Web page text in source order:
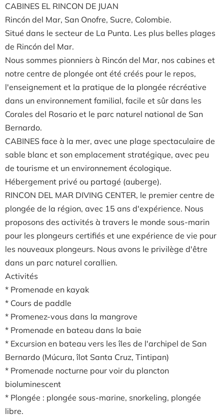
CABINES EL RINCON DE JUAN
Rincón del Mar, San Onofre, Sucre, Colombie.
Situé dans le secteur de La Punta. Les plus belles plages
de Rincón del Mar.
Nous sommes pionniers à Rincón del Mar, nos cabines et
notre centre de plongée ont été créés pour le repos,
l'enseignement et la pratique de la plongée récréative
dans un environnement familial, facile et sûr dans les
Corales del Rosario et le parc naturel national de San
Bernardo.
CABINES face à la mer, avec une plage spectaculaire de
sable blanc et son emplacement stratégique, avec peu
de tourisme et un environnement écologique.
Hébergement privé ou partagé (auberge).
RINCON DEL MAR DIVING CENTER, le premier centre de
plongée de la région, avec 15 ans d'expérience. Nous
proposons des activités à travers le monde sous-marin
pour les plongeurs certifiés et une expérience de vie pour
les nouveaux plongeurs. Nous avons le privilège d'être
dans un parc naturel corallien.
Activités
* Promenade en kayak
* Cours de paddle
* Promenez-vous dans la mangrove
* Promenade en bateau dans la baie
* Excursion en bateau vers les îles de l'archipel de San
Bernardo (Múcura, îlot Santa Cruz, Tintipan)
* Promenade nocturne pour voir du plancton
bioluminescent
* Plongée : plongée sous-marine, snorkeling, plongée
libre.